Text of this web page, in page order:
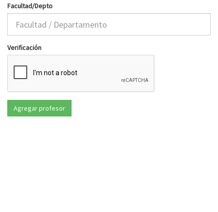
Facultad/Depto
Verificación